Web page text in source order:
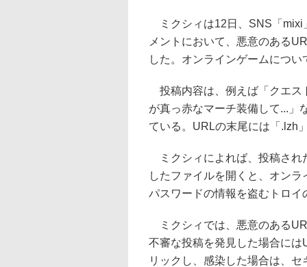
ミクシィは12日、SNS「mixi
メントにおいて、悪意のある
した。オンラインゲームについ
投稿内容は、例えば「クエス
が真っ赤なマーチ装備して...」
ている。URLの末尾には「.lzh
ミクシィによれば、投稿され
したファイルを開くと、オン
パスワードの情報を盗むトロイ
ミクシィでは、悪意のある
不審な投稿を発見した場合に
リックし、感染した場合は、